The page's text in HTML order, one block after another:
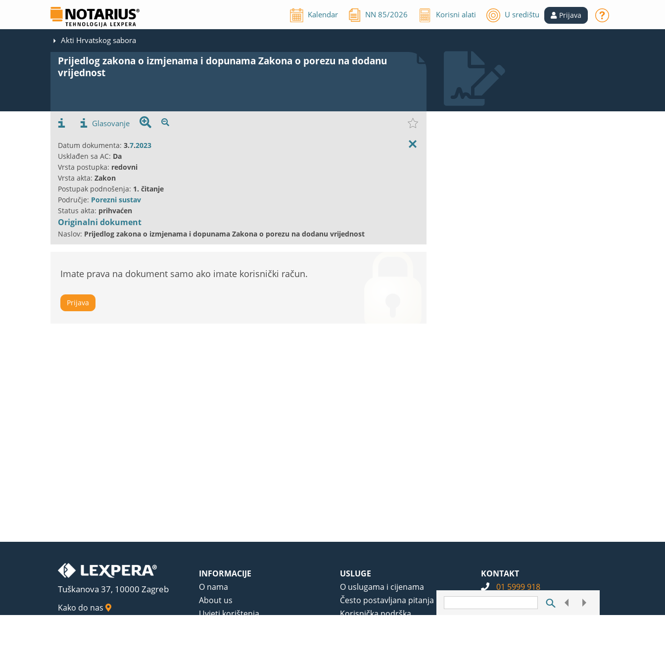
Kalendar NN85/2026 Korisni alati U središtu Prijava
Akti Hrvatskog sabora
Prijedlog zakona o izmjenama i dopunama Zakona o porezu na dodanu
vrijednost
Glasovanje
Datum dokumenta: 3.7.2023
Usklađen sa AC: Da
Vrsta postupka: redovni
Vrsta akta: Zakon
Postupak podnošenja: 1. čitanje
Područje: Porezni sustav
Status akta: prihvaćen
Originalni dokument
Naslov: Prijedlog zakona o izmjenama i dopunama Zakona o porezu na dodanu vrijednost
Imate prava na dokument samo ako imate korisnički račun.
Prijava
Tuškanova 37, 10000 Zagreb
Kako do nas
INFORMACIJE
O nama
About us
Uvjeti korištenja
USLUGE
O uslugama i cijenama
Često postavljana pitanja
Korisnička podrška
KONTAKT
01 5999 918
info@notarius.hr